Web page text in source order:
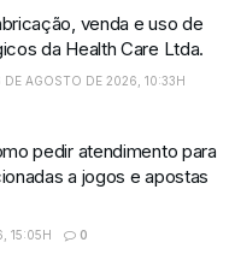
venda e uso de
da Health Care Ltda.
DE AGOSTO DE 2026, 10:33H
pedir atendimento para
a jogos e apostas
15:05H
0